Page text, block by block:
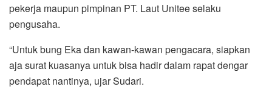
pekerja maupun pimpinan PT. Laut Unitee selaku
pengusaha.
“Untuk bung Eka dan kawan-kawan pengacara, siapkan
aja surat kuasanya untuk bisa hadir dalam rapat dengar
pendapat nantinya, ujar Sudari.